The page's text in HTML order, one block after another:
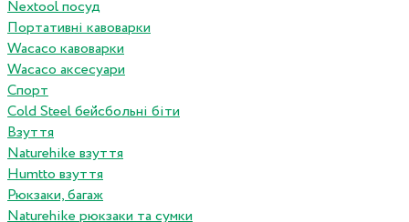
Nextool посуд
Портативні кавоварки
Wacaco кавоварки
Wacaco аксесуари
Спорт
Cold Steel бейсбольні біти
Взуття
Naturehike взуття
Humtto взуття
Рюкзаки, багаж
Naturehike рюкзаки та сумки